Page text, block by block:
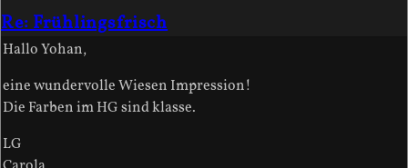
Re: Frühlingsfrisch
Hallo Yohan,
eine wundervolle Wiesen Impression!
Die Farben im HG sind klasse.
LG